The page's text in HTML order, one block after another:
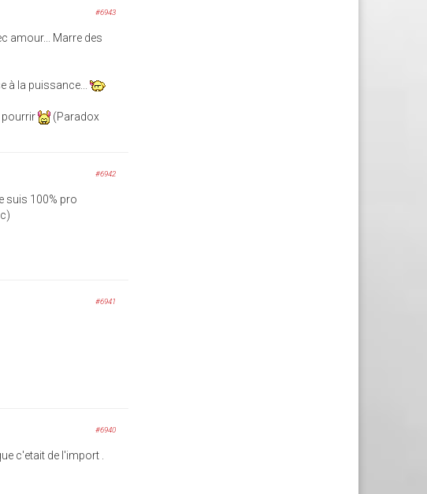
#6943
amour... Marre des
à la puissance...
pourrir
(Paradox
#6942
suis 100% pro
#6941
#6940
c'etait de l'import .